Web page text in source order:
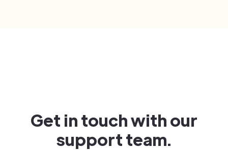
Get in touch with our
support team.